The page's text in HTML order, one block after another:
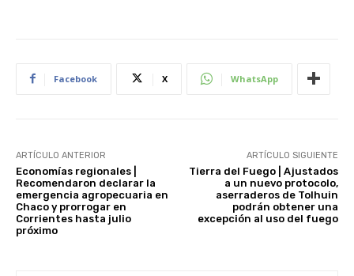
Facebook X WhatsApp
ARTÍCULO ANTERIOR
Economías regionales |
Recomendaron declarar la
emergencia agropecuaria en
Chaco y prorrogar en
Corrientes hasta julio
próximo
ARTÍCULO SIGUIENTE
Tierra del Fuego | Ajustados
a un nuevo protocolo,
aserraderos de Tolhuin
podrán obtener una
excepción al uso del fuego